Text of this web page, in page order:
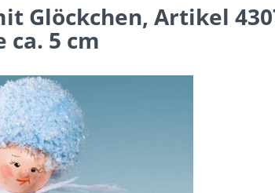
Glöckchen, Artikel
ca. 5 cm